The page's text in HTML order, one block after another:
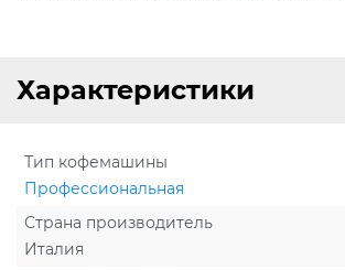
Характеристики
Тип кофемашины
Профессиональная
Страна производитель
Италия